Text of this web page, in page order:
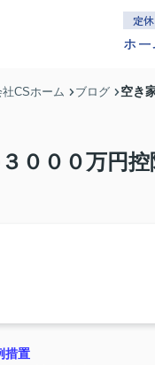
定
ホー
CSホーム ブログ 空き
０００万円控
措置